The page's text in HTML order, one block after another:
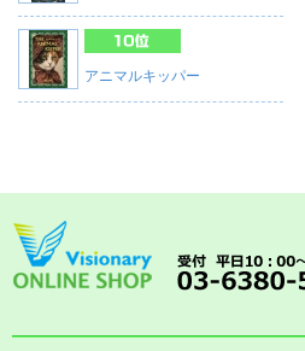
アニマルキッパー